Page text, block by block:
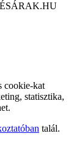
cookie-kat
statisztika,
talál.